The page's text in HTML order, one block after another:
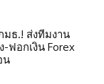
มธ.! ส่งทีมงาน
-ฟอกเงิน Forex
น